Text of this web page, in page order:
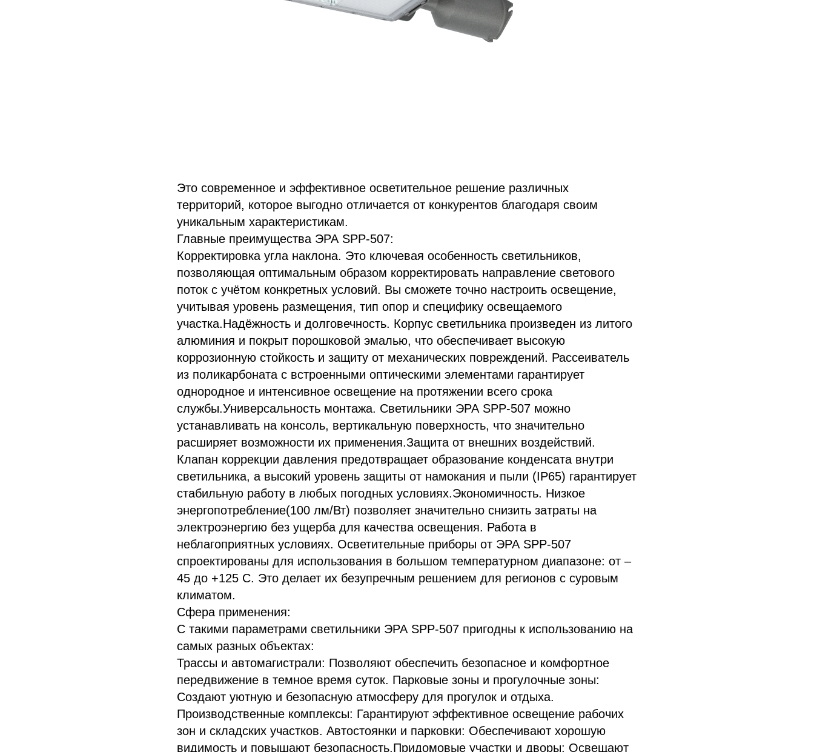
Это современное и эффективное осветительное решение различных
территорий, которое выгодно отличается от конкурентов благодаря своим
уникальным характеристикам.
Главные преимущества ЭРА SPP-507:
Корректировка угла наклона. Это ключевая особенность светильников,
позволяющая оптимальным образом корректировать направление светового
поток с учётом конкретных условий. Вы сможете точно настроить освещение,
учитывая уровень размещения, тип опор и специфику освещаемого
участка.Надёжность и долговечность. Корпус светильника произведен из литого
алюминия и покрыт порошковой эмалью, что обеспечивает высокую
коррозионную стойкость и защиту от механических повреждений. Рассеиватель
из поликарбоната с встроенными оптическими элементами гарантирует
однородное и интенсивное освещение на протяжении всего срока
службы.Универсальность монтажа. Светильники ЭРА SPP-507 можно
устанавливать на консоль, вертикальную поверхность, что значительно
расширяет возможности их применения.Защита от внешних воздействий.
Клапан коррекции давления предотвращает образование конденсата внутри
светильника, а высокий уровень защиты от намокания и пыли (IP65) гарантирует
стабильную работу в любых погодных условиях.Экономичность. Низкое
энергопотребление(100 лм/Вт) позволяет значительно снизить затраты на
электроэнергию без ущерба для качества освещения. Работа в
неблагоприятных условиях. Осветительные приборы от ЭРА SPP-507
спроектированы для использования в большом температурном диапазоне: от –
45 до +125 C. Это делает их безупречным решением для регионов с суровым
климатом.
Сфера применения:
С такими параметрами светильники ЭРА SPP-507 пригодны к использованию на
самых разных объектах:
Трассы и автомагистрали: Позволяют обеспечить безопасное и комфортное
передвижение в темное время суток. Парковые зоны и прогулочные зоны:
Создают уютную и безопасную атмосферу для прогулок и отдыха.
Производственные комплексы: Гарантируют эффективное освещение рабочих
зон и складских участков. Автостоянки и парковки: Обеспечивают хорошую
видимость и повышают безопасность.Придомовые участки и дворы: Освещают